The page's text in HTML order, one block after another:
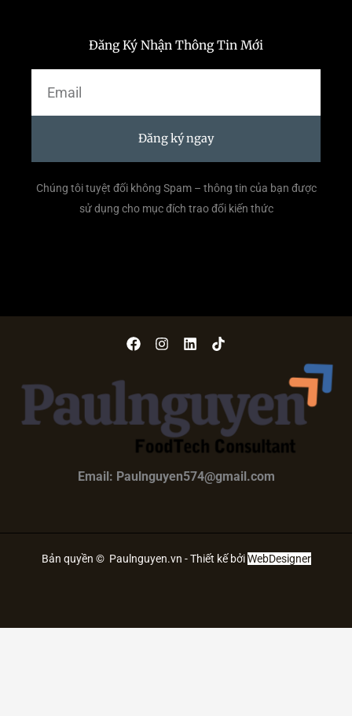
Đăng Ký Nhận Thông Tin Mới
Đăng ký ngay
Chúng tôi tuyệt đối không Spam – thông tin của bạn được
sử dụng cho mục đích trao đổi kiến thức
Email: Paulnguyen574@gmail.com
Bản quyền © Paulnguyen.vn - Thiết kế bởiWebDesigner